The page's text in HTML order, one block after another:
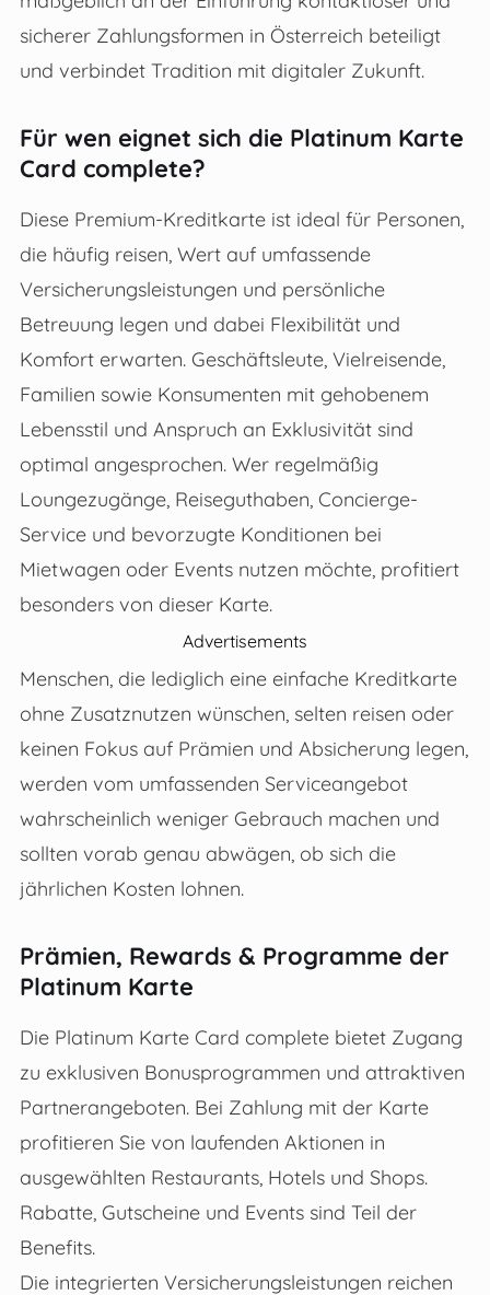
sicherer Zahlungsformen in Österreich beteiligt
und verbindet Tradition mit digitaler Zukunft.
Für wen eignet sich die Platinum Karte
Card complete?
Diese Premium-Kreditkarte ist ideal für Personen,
die häufig reisen, Wert auf umfassende
Versicherungsleistungen und persönliche
Betreuung legen und dabei Flexibilität und
Komfort erwarten. Geschäftsleute, Vielreisende,
Familien sowie Konsumenten mit gehobenem
Lebensstil und Anspruch an Exklusivität sind
optimal angesprochen. Wer regelmäßig
Loungezugänge, Reiseguthaben, Concierge-
Service und bevorzugte Konditionen bei
Mietwagen oder Events nutzen möchte, profitiert
besonders von dieser Karte.
Advertisements
Menschen, die lediglich eine einfache Kreditkarte
ohne Zusatznutzen wünschen, selten reisen oder
keinen Fokus auf Prämien und Absicherung legen,
werden vom umfassenden Serviceangebot
wahrscheinlich weniger Gebrauch machen und
sollten vorab genau abwägen, ob sich die
jährlichen Kosten lohnen.
Prämien, Rewards & Programme der
Platinum Karte
Die Platinum Karte Card complete bietet Zugang
zu exklusiven Bonusprogrammen und attraktiven
Partnerangeboten. Bei Zahlung mit der Karte
profitieren Sie von laufenden Aktionen in
ausgewählten Restaurants, Hotels und Shops.
Rabatte, Gutscheine und Events sind Teil der
Benefits.
Die integrierten Versicherungsleistungen reichen